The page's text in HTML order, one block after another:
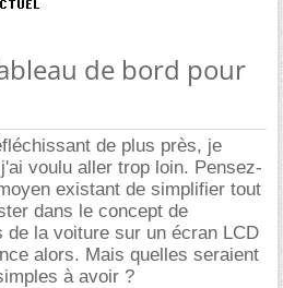
de bord pour
de plus près, je
voulu aller trop loin. Pensez-
existant de simplifier tout
dans le concept de
de la voiture sur un écran LCD
alors. Mais quelles seraient
à avoir ?